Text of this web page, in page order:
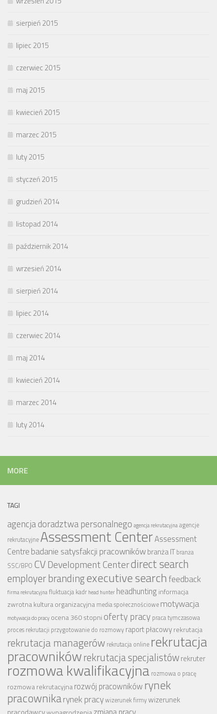
sierpień 2015
lipiec 2015
czerwiec 2015
maj 2015
kwiecień 2015
marzec 2015
luty 2015
styczeń 2015
grudzień 2014
listopad 2014
październik 2014
wrzesień 2014
sierpień 2014
lipiec 2014
czerwiec 2014
maj 2014
kwiecień 2014
marzec 2014
luty 2014
MORE
TAGI
agencja doradztwa personalnego agencja rekrutacyjnaagencje
rekrutacyjne Assessment CenterAssessment
Centre badanie satysfakcji pracownikówbranża IT branża
SSC/BPO CV Development Centerdirect search
employer brandingexecutive searchfeedback
firma rekrutacyjnafluktuacja kadr head hunter headhunting informacja
zwrotnakultura organizacyjna media społecznościowe motywacja
motywacja do pracy ocena 360 stopni oferty pracy praca tymczasowa
proces rekrutacji przygotowanie do rozmowy raport płacowyrekrutacja
rekrutacja managerów rekrutacja online rekrutacja
pracownikówrekrutacja specjalistówrekruter
rozmowa kwalifikacyjna rozmowa o pracę
rozmowa rekrutacyjnarozwój pracowników rynek
pracownikarynek pracywizerunek firmywizerunek